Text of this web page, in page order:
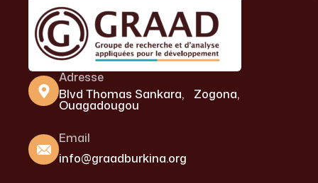
Adresse
Blvd Thomas Sankara, Zogona,
Ouagadougou
Email
info@graadburkina.org